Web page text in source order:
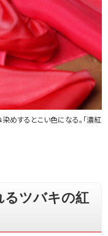
めするとこい色になる。「濃紅
るツバキの紅